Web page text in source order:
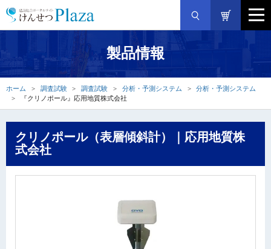
製品情報
ホーム 調査試験 調査試験 分析・予測システム
分析・予測システム
『クリノポール』応用地質株式会社
クリノポール（表層傾斜計）｜応用地質株
式会社